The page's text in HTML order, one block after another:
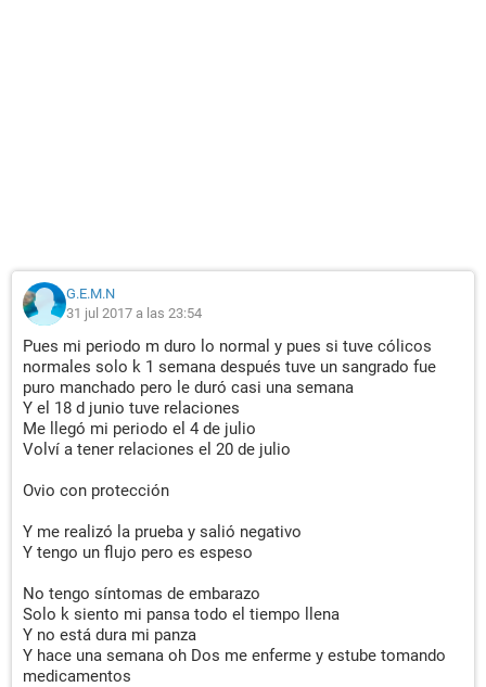
G.E.M.N
31 jul 2017 a las 23:54
Pues mi periodo m duro lo normal y pues si tuve cólicos
normales solo k 1 semana después tuve un sangrado fue
puro manchado pero le duró casi una semana
Y el 18 d junio tuve relaciones
Me llegó mi periodo el 4 de julio
Volví a tener relaciones el 20 de julio
Ovio con protección
Y me realizó la prueba y salió negativo
Y tengo un flujo pero es espeso
No tengo síntomas de embarazo
Solo k siento mi pansa todo el tiempo llena
Y no está dura mi panza
Y hace una semana oh Dos me enferme y estube tomando
medicamentos